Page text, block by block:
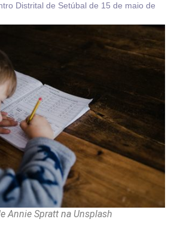
Distrital de Setúbal de 15 de maio de
Annie Spratt na Unsplash